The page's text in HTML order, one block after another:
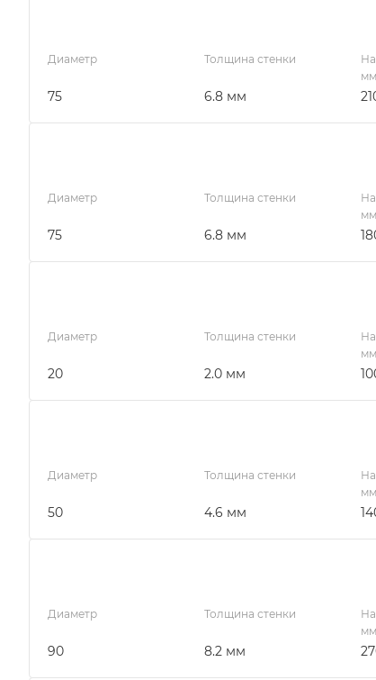
Диаметр
75
Толщина стенки
6.8 мм
мм
Диаметр
75
Толщина стенки
6.8 мм
мм
Диаметр
20
Толщина стенки
2.0 мм
мм
Диаметр
50
Толщина стенки
4.6 мм
мм
Диаметр
90
Толщина стенки
8.2 мм
мм